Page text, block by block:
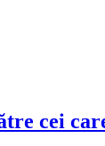
cei